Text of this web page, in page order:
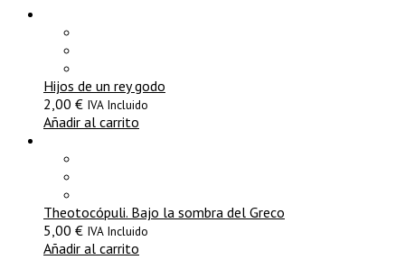
Hijos de un rey godo
2,00 € IVA Incluido
Añadir al carrito
Theotocópuli. Bajo la sombra del Greco
5,00 € IVA Incluido
Añadir al carrito